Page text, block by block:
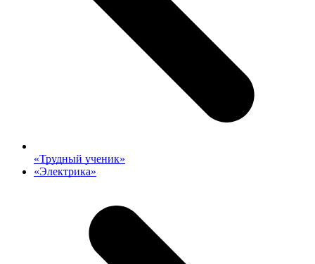
previous
post:
«Трудный ученик»
next
«Электрика»